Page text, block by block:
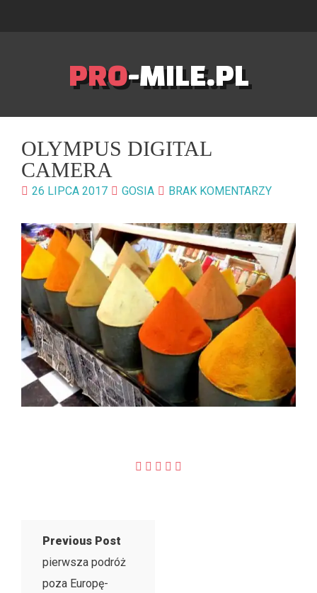
PRO-MILE.PL
OLYMPUS DIGITAL
CAMERA
26 LIPCA 2017 GOSIA BRAK KOMENTARZY
Previous Post
pierwsza podróż
poza Europę-